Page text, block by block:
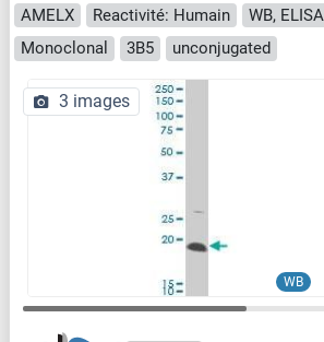
AMELX Reactivité: Humain WB, ELISA
Monoclonal
3B5 unconjugated
WB
3 images